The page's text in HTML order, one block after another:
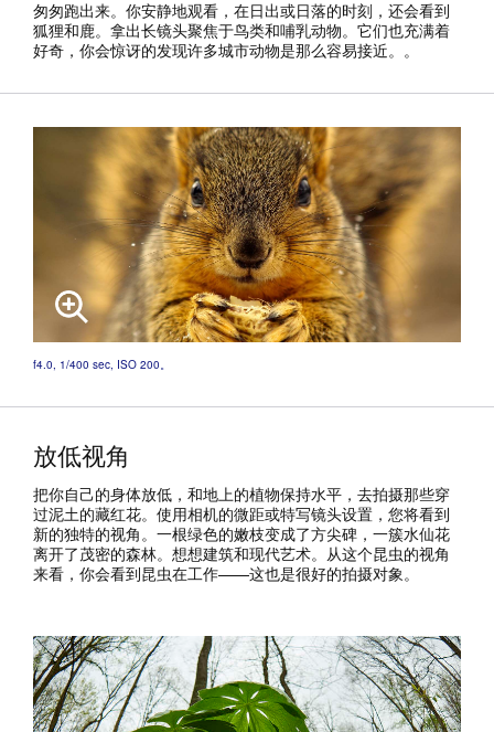
匆匆跑出来。你安静地观看，在日出或日落的时刻，还会看到
狐狸和鹿。拿出长镜头聚焦于鸟类和哺乳动物。它们也充满着
好奇，你会惊讶的发现许多城市动物是那么容易接近。。
f4.0, 1/400 sec, ISO 200。
放低视角
把你自己的身体放低，和地上的植物保持水平，去拍摄那些穿
过泥土的藏红花。使用相机的微距或特写镜头设置，您将看到
新的独特的视角。一根绿色的嫩枝变成了方尖碑，一簇水仙花
离开了茂密的森林。想想建筑和现代艺术。从这个昆虫的视角
来看，你会看到昆虫在工作——这也是很好的拍摄对象。